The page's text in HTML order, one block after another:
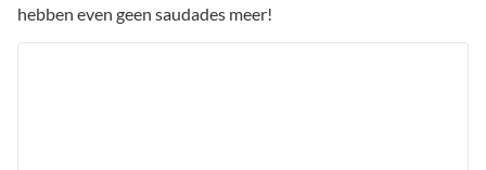
hebben even geen saudades meer!